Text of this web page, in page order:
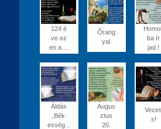
124 é
ve ez
en a ...
Őrang
yal
ba ír
jad !
Áldás
,Bék
esség...
Augus
ztus
20.
s!